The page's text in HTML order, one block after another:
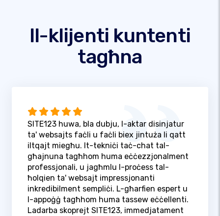
Il-klijenti kuntenti
tagħna
SITE123 huwa, bla dubju, l-aktar disinjatur
ta' websajts faċli u faċli biex jintuża li qatt
iltqajt miegħu. It-tekniċi taċ-chat tal-
għajnuna tagħhom huma eċċezzjonalment
professjonali, u jagħmlu l-proċess tal-
ħolqien ta' websajt impressjonanti
inkredibilment sempliċi. L-għarfien espert u
l-appoġġ tagħhom huma tassew eċċellenti.
Ladarba skoprejt SITE123, immedjatament